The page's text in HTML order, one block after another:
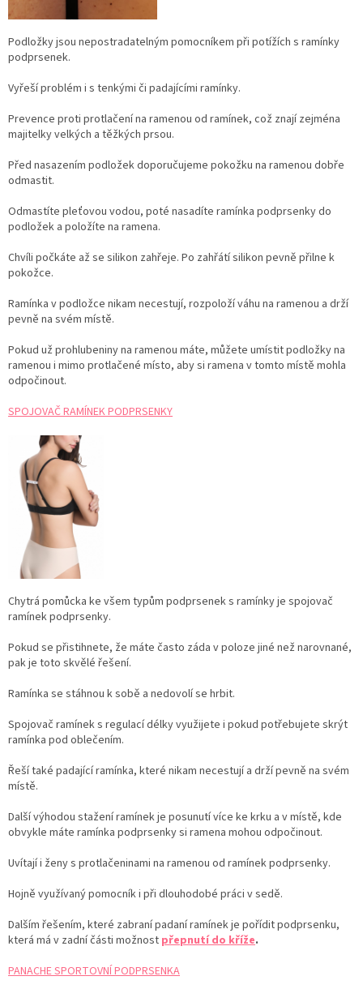
Podložky jsou nepostradatelným pomocníkem při potížích s ramínky
podprsenek.
Vyřeší problém i s tenkými či padajícími ramínky.
Prevence proti protlačení na ramenou od ramínek, což znají zejména
majitelky velkých a těžkých prsou.
Před nasazením podložek doporučujeme pokožku na ramenou dobře
odmastit.
Odmastíte pleťovou vodou, poté nasadíte ramínka podprsenky do
podložek a položíte na ramena.
Chvíli počkáte až se silikon zahřeje. Po zahřátí silikon pevně přilne k
pokožce.
Ramínka v podložce nikam necestují, rozpoloží váhu na ramenou a drží
pevně na svém místě.
Pokud už prohlubeniny na ramenou máte, můžete umístit podložky na
ramenou i mimo protlačené místo, aby si ramena v tomto místě mohla
odpočinout.
SPOJOVAČ RAMÍNEK PODPRSENKY
Chytrá pomůcka ke všem typům podprsenek s ramínky je spojovač
ramínek podprsenky.
Pokud se přistihnete, že máte často záda v poloze jiné než narovnané,
pak je toto skvělé řešení.
Ramínka se stáhnou k sobě a nedovolí se hrbit.
Spojovač ramínek s regulací délky využijete i pokud potřebujete skrýt
ramínka pod oblečením.
Řeší také padající ramínka, které nikam necestují a drží pevně na svém
místě.
Další výhodou stažení ramínek je posunutí více ke krku a v místě, kde
obvykle máte ramínka podprsenky si ramena mohou odpočinout.
Uvítají i ženy s protlačeninami na ramenou od ramínek podprsenky.
Hojně využívaný pomocník i při dlouhodobé práci v sedě.
Dalším řešením, které zabraní padaní ramínek je pořídit podprsenku,
která má v zadní části možnost přepnutí do kříže.
PANACHE SPORTOVNÍ PODPRSENKA